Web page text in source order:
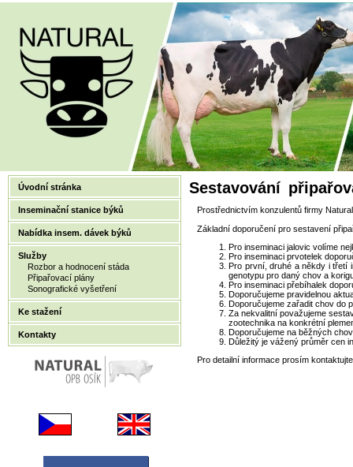
Úvodní stránka
Inseminační stanice býků
Nabídka insem. dávek býků
Služby
Rozbor a hodnocení stáda
Připařovací plány
Sonografické vyšetření
Ke stažení
Kontakty
Sestavování
Prostřednictvím konzulentů firmy
Základní doporučení pro sestavení
Pro inseminaci jalovic volíme
Pro inseminaci prvotelek
Pro první, druhé a někdy i třetí
genotypu pro daný chov a
Pro inseminaci přebíhalek
Doporučujeme pravidelnou
Doporučujeme zařadit chov do
Za nekvalitní považujeme
zootechnika na konkrétní
Doporučujeme na běžných
Důležitý je vážený průměr cen
Pro detailní informace prosím